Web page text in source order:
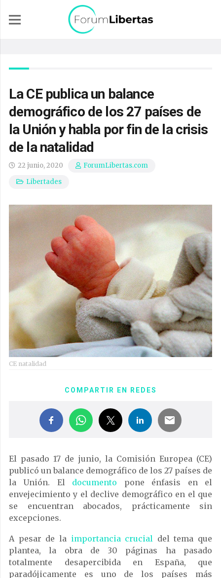
La CE publica un balance
demográfico de los 27 países de
la Unión y habla por fin de la crisis
de la natalidad
22 junio, 2020
ForumLibertas.com
Libertades
CE natalidad
COMPARTIR EN REDES
El pasado 17 de junio, la Comisión Europea (CE)
publicó un balance demográfico de los 27 países de
la Unión. El documento pone énfasis en el
envejecimiento y el declive demográfico en el que
se encuentran abocados, prácticamente sin
excepciones.
A pesar de laimportancia crucial del tema que
plantea, la obra de 30 páginas ha pasado
totalmente desapercibida en España, que
paradójicamente es uno de los países más